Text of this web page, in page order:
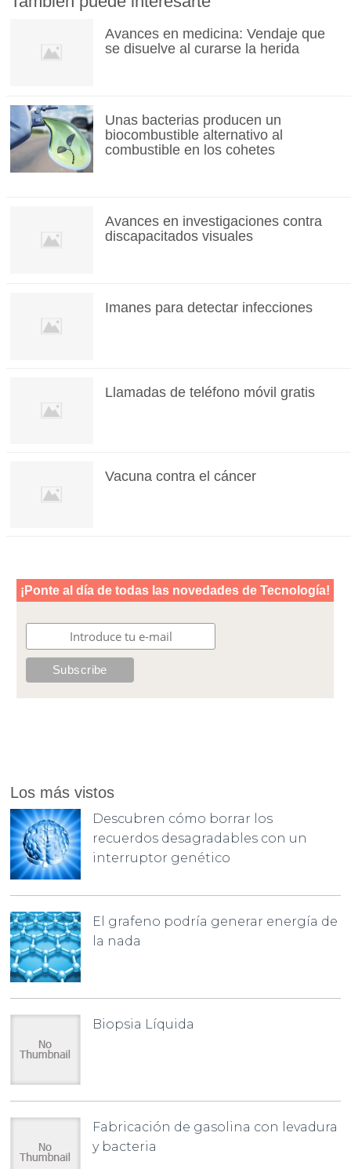
Avances en medicina: Vendaje que
se disuelve al curarse la herida
Unas bacterias producen un
biocombustible alternativo al
combustible en los cohetes
Avances en investigaciones contra
discapacitados visuales
Imanes para detectar infecciones
Llamadas de teléfono móvil gratis
Vacuna contra el cáncer
Los más vistos
Descubren cómo borrar los
recuerdos desagradables con un
interruptor genético
El grafeno podría generar energía de
la nada
Biopsia Líquida
Fabricación de gasolina con levadura
y bacteria